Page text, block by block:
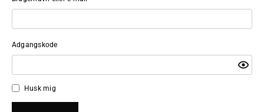
Adgangskode
Husk mig